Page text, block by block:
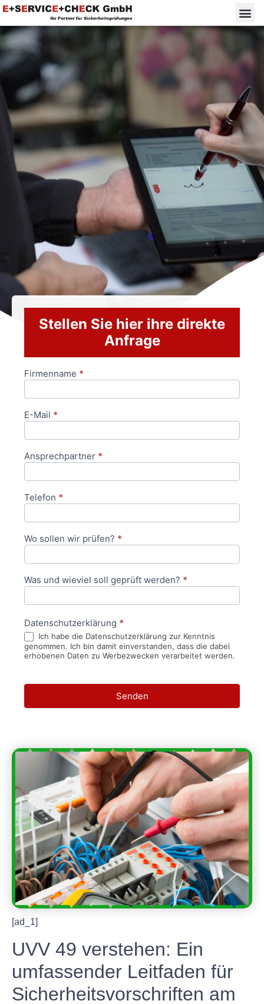
Stellen Sie hier ihre direkte
Anfrage
Anfrageformular
Firmenname *
E-Mail *
Ansprechpartner *
Telefon *
Wo sollen wir prüfen? *
Was und wieviel soll geprüft werden? *
Datenschutzerklärung *
Ich habe die Datenschutzerklärung zur Kenntnis
genommen. Ich bin damit einverstanden, dass die dabei
erhobenen Daten zu Werbezwecken verarbeitet werden.
Senden
[ad_1]
UVV 49 verstehen: Ein
umfassender Leitfaden für
Sicherheitsvorschriften am